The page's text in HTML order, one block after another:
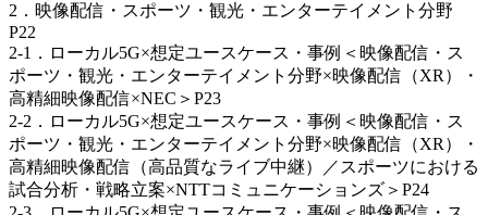
2．映像配信・スポーツ・観光・エンターテイメント分野
P22
2-1．ローカル5G×想定ユースケース・事例＜映像配信・ス
ポーツ・観光・エンターテイメント分野×映像配信（XR）・
高精細映像配信×NEC＞P23
2-2．ローカル5G×想定ユースケース・事例＜映像配信・ス
ポーツ・観光・エンターテイメント分野×映像配信（XR）・
高精細映像配信（高品質なライブ中継）／スポーツにおける
試合分析・戦略立案×NTTコミュニケーションズ＞P24